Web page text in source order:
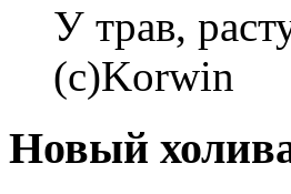
У трав,
(с)Korwin
Новый